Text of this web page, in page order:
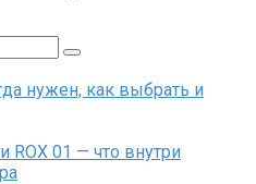
нужен, как выбрать и
ROX 01 — что внутри